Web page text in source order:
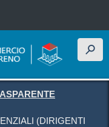
h
(DIRIGENTI